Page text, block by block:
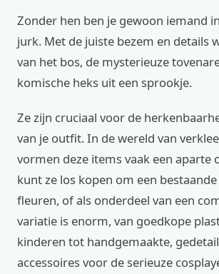
Zonder hen ben je gewoon iemand
jurk. Met de juiste bezem en details
van het bos, de mysterieuze
komische heks uit een sprookje.
Ze zijn cruciaal voor de
van je outfit. In de wereld van
vormen deze items vaak een aparte
kunt ze los kopen om een
fleuren, of als onderdeel van een
variatie is enorm, van goedkope
kinderen tot handgemaakte,
accessoires voor de serieuze